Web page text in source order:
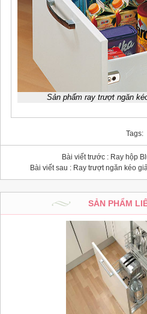
Sản phẩm ray trượt ngăn
Tags:
Bài viết trước :Ray hộp
Bài viết sau :Ray trượt ngăn kéo
SẢN PHẨM